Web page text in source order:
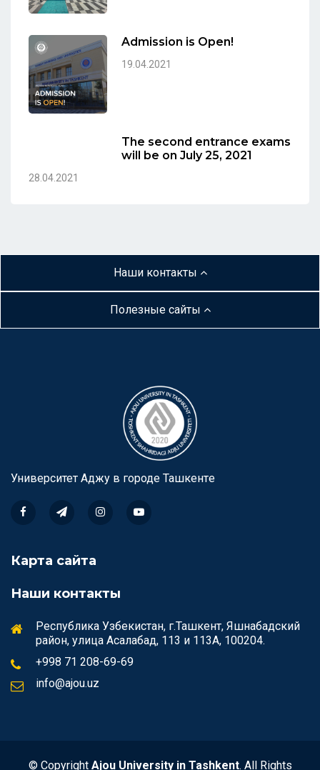
Admission is Open!
19.04.2021
The second entrance exams
will be on July 25, 2021
28.04.2021
Наши контакты
Полезные сайты
Университет Аджу в городе Ташкентe
Карта сайта
Наши контакты
Республика Узбекистан, г.Ташкент, Яшнабадский
район, улица Асалабад, 113 и 113А, 100204.
+998 71 208-69-69
info@ajou.uz
© Copyright Ajou University in Tashkent. All Rights